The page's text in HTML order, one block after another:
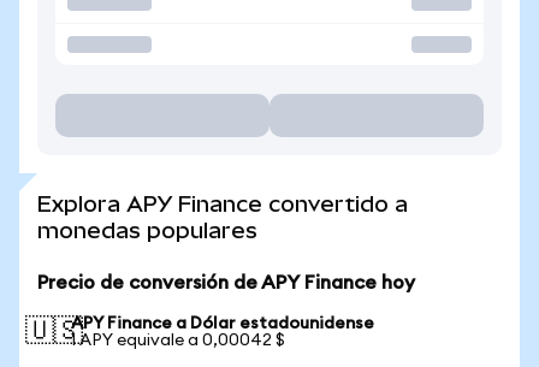
Explora APY Finance convertido a
monedas populares
Precio de conversión de APY Finance hoy
🇺🇸APY Finance a Dólar estadounidense
1 APY equivale a 0,00042 $